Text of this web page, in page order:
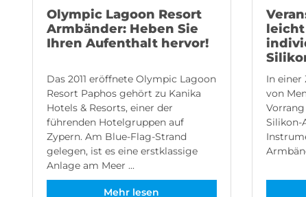
Olympic Lagoon Resort
Armbänder: Heben Sie
Ihren Aufenthalt hervor!
Das 2011 eröffnete Olympic Lagoon
Resort Paphos gehört zu Kanika
Hotels & Resorts, einer der
führenden Hotelgruppen auf
Zypern. Am Blue-Flag-Strand
gelegen, ist es eine erstklassige
Anlage am Meer ...
Mehr lesen
In einer
von
Silikon-